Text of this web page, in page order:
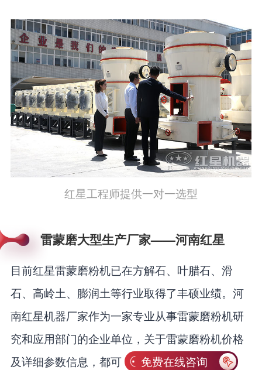
红星工程师提供一对一选型
雷蒙磨大型生产厂家——河南红星
目前红星雷蒙磨粉机已在方解石、叶腊石、滑
石、高岭土、膨润土等行业取得了丰硕业绩。河
南红星机器厂家作为一家专业从事雷蒙磨粉机研
究和应用部门的企业单位，关于雷蒙磨粉机价格
及详细参数信息，都可
免费在线咨询